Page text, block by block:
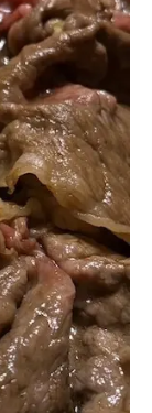
一覧